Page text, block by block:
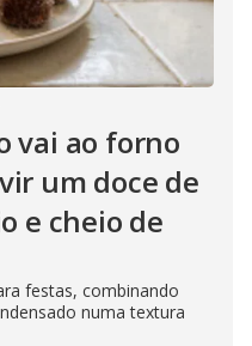
vai ao forno
um doce de
e cheio de
festas, combinando
numa textura